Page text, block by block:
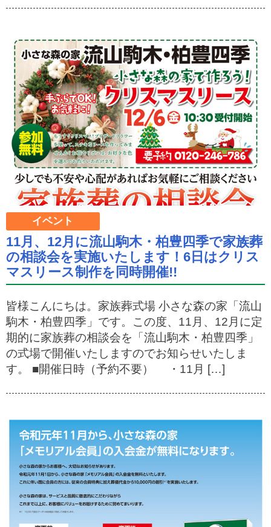
イベント
11月、12月に流山駒木・柏豊四季で家族葬
の相談会を実施いたします！6日はクリス
マスリース制作を同時開催!!
皆様こんにちは。家族葬式場 小さな森の家「流山
駒木・柏豊四季」です。この度、11月、12月に定
期的に家族葬の相談会を「流山駒木・柏豊四季」
の式場で開催いたしますのでお知らせいたしま
す。 ■開催日時（予約不要） ・11月 […]